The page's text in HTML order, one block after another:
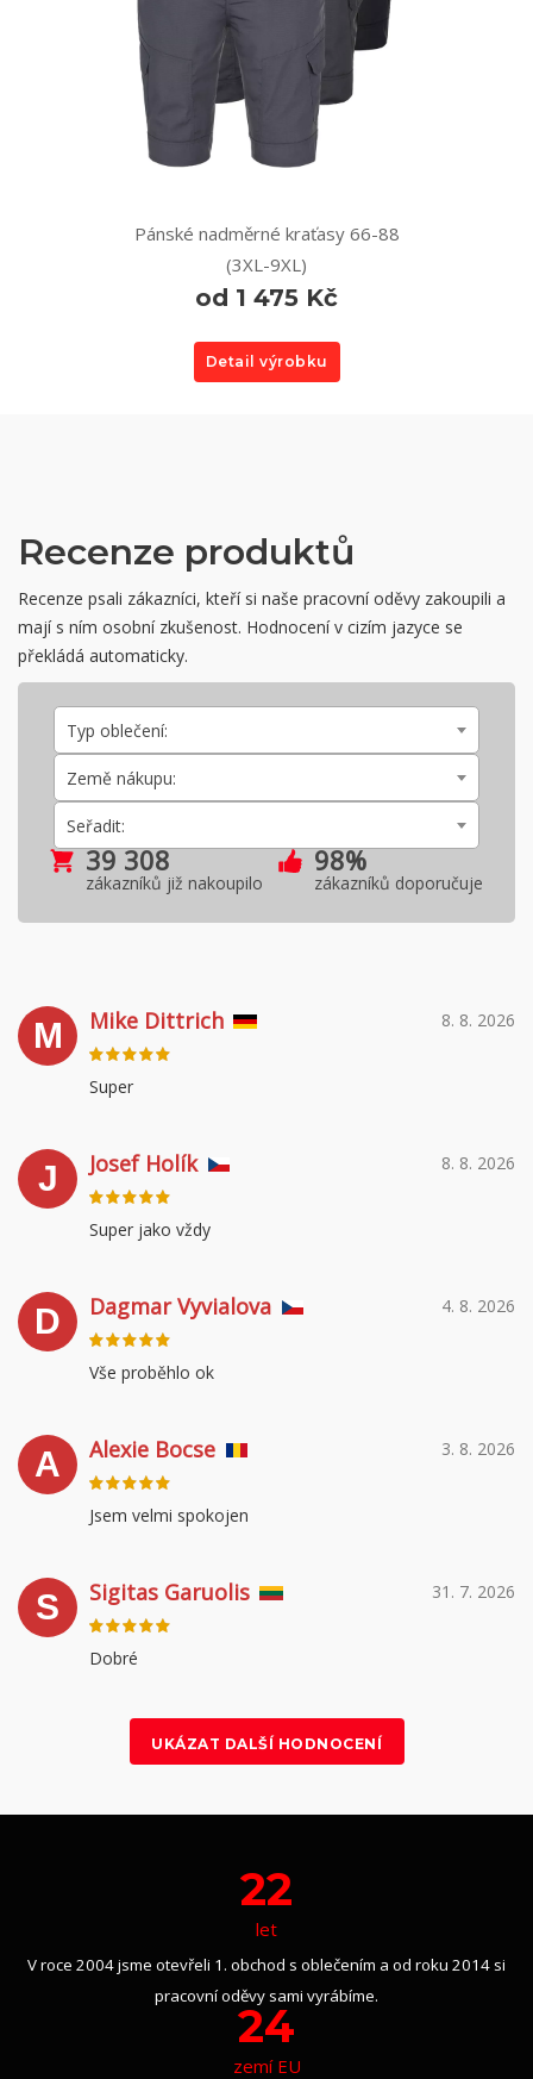
Pánské nadměrné kraťasy 66-88
(3XL-9XL)
od 1 475 Kč
Detail výrobku
Recenze produktů
Recenze psali zákazníci, kteří si naše pracovní oděvy zakoupili a
mají s ním osobní zkušenost. Hodnocení v cizím jazyce se
překládá automaticky.
Typ oblečení:
Země nákupu:
Seřadit:
39 308
zákazníků již nakoupilo
98%
zákazníků doporučuje
M 8. 8. 2026
Mike Dittrich
Super
J 8. 8. 2026
Josef Holík
Super jako vždy
D 4. 8. 2026
Dagmar Vyvialova
Vše proběhlo ok
A 3. 8. 2026
Alexie Bocse
Jsem velmi spokojen
S 31. 7. 2026
Sigitas Garuolis
Dobré
UKÁZAT DALŠÍ HODNOCENÍ
22
let
V roce 2004 jsme otevřeli 1. obchod s oblečením a od roku 2014 si
pracovní oděvy sami vyrábíme.
24
zemí EU